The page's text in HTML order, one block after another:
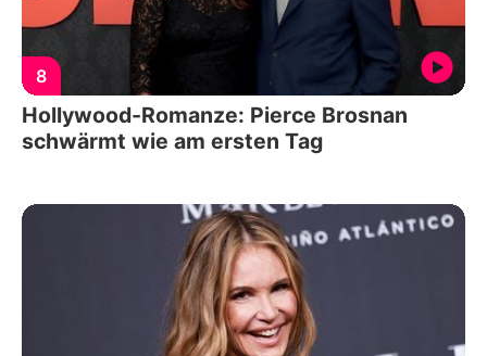
8
Hollywood-Romanze: Pierce Brosnan
schwärmt wie am ersten Tag